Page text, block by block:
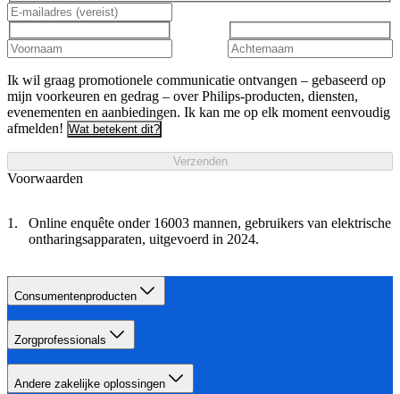
Ik wil graag promotionele communicatie ontvangen – gebaseerd op
mijn voorkeuren en gedrag – over Philips-producten, diensten,
evenementen en aanbiedingen. Ik kan me op elk moment eenvoudig
afmelden! Wat betekent dit?
Verzenden
Voorwaarden
Online enquête onder 16003 mannen, gebruikers van elektrische
ontharingsapparaten, uitgevoerd in 2024.
Consumentenproducten
Zorgprofessionals
Andere zakelijke oplossingen